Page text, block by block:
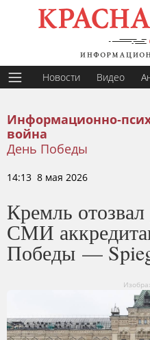
Новости Видео
Информационно-
война
День Победы
14:13 8 мая 2026
Кремль
СМИ
Победы —